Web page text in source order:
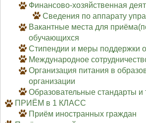
Финансово-хозяйственная
Сведения по аппарату
Вакантные места для
обучающихся
Стипендии и меры поддержки
Международное
Организация питания в
организации
Образовательные стандарты и
ПРИЁМ в 1 КЛАСС
Приём иностранных граждан